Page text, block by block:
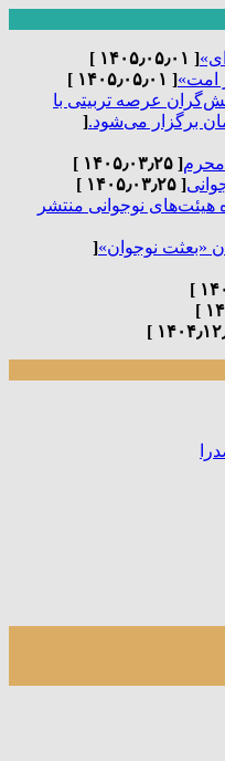
[ ۱۴۰۵٫۰۵٫۰۱ ]
امت»[ ۱۴۰۵٫۰۵٫۰۱ ]
عرصه تربیتی با
برگزار می‌شود.[
محرم[ ۱۴۰۵٫۰۳٫۲۵ ]
[ ۱۴۰۵٫۰۳٫۲۵ ]
هیئت‌های نوجوانی منتشر
«بعثت نوجوان»[